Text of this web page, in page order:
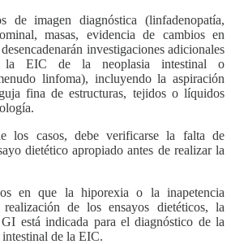
de imagen diagnóstica (linfadenopatía,
masas, evidencia de cambios en
investigaciones adicionales
la EIC de la neoplasia intestinal o
linfoma), incluyendo la aspiración
fina de estructuras, tejidos o líquidos
los casos, debe verificarse la falta de
dietético apropiado antes de realizar la
en que la hiporexia o la inapetencia
de los ensayos dietéticos, la
GI está indicada para el diagnóstico de la
de la EIC.